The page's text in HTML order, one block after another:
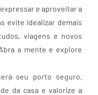
e aproveitar a
evite idealizar demais
viagens e novos
a mente e explore
seu porto seguro.
da casa e valorize a